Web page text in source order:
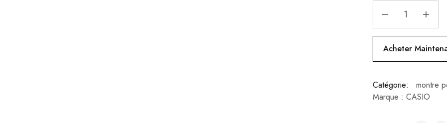
montre
quartz
analogique
homme
Acheter
Catégorie:
montre
Marque : CASIO